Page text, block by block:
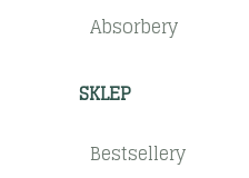
Absorbery
SKLEP
Bestsellery